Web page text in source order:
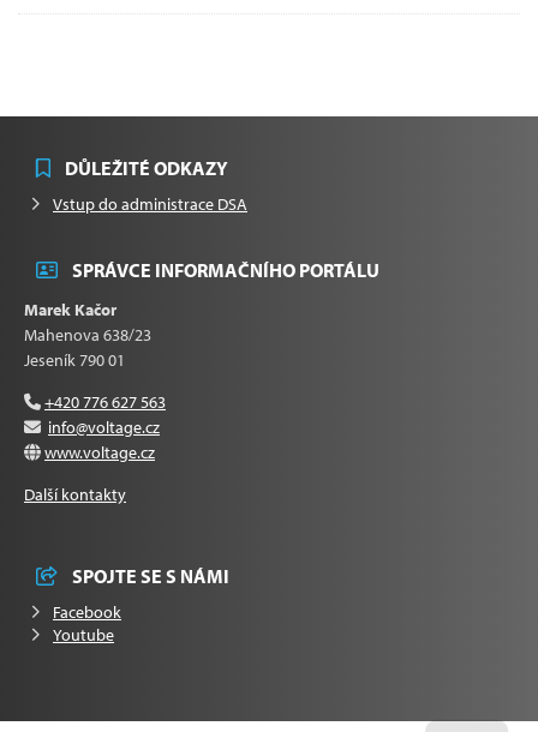
DŮLEŽITÉ ODKAZY
Vstup do administrace DSA
SPRÁVCE INFORMAČNÍHO PORTÁLU
Marek Kačor
Mahenova 638/23
Jeseník 790 01
+420 776 627 563
info@voltage.cz
www.voltage.cz
Další kontakty
SPOJTE SE S NÁMI
Facebook
Youtube